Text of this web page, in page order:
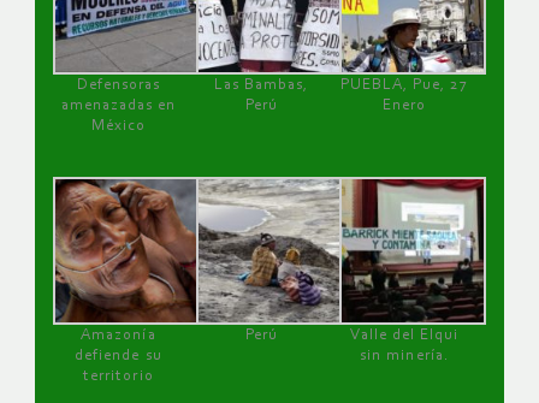
Defensoras
amenazadas en
México
Las Bambas,
Perú
PUEBLA, Pue, 27
Enero
Amazonía
defiende su
territorio
Perú
Valle del Elqui
sin minería.